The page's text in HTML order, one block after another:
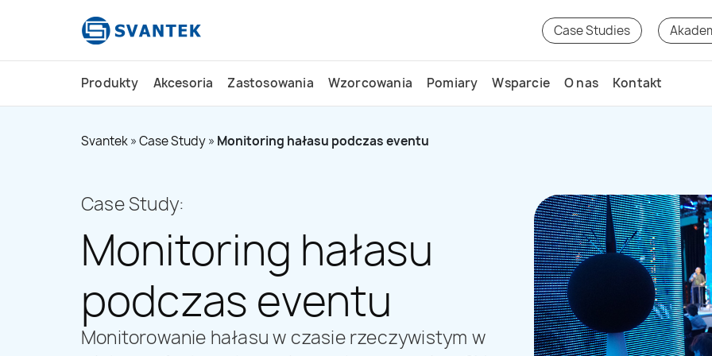
Case Studies
Produkty Akcesoria Zastosowania Wzorcowania Pomiary Wsparcie O nas Kontakt
Svantek»Case Study» Monitoring hałasu podczas eventu
Case Study:
Monitoring hałasu
podczas eventu
Monitorowanie hałasu w czasie rzeczywistym w